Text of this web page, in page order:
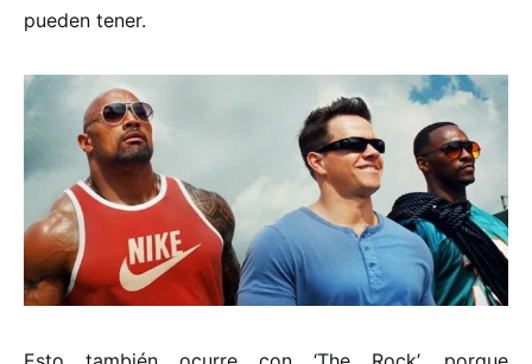
pueden tener.